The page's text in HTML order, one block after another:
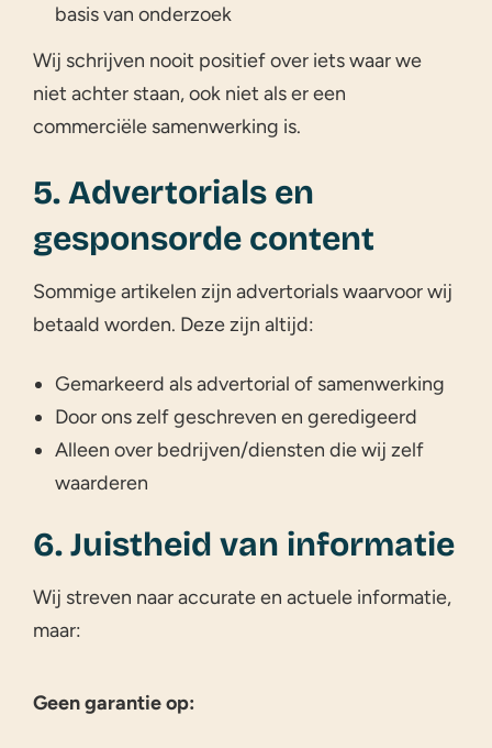
basis van onderzoek
Wij schrijven nooit positief over iets waar we
niet achter staan, ook niet als er een
commerciële samenwerking is.
5. Advertorials en
gesponsorde content
Sommige artikelen zijn advertorials waarvoor wij
betaald worden. Deze zijn altijd:
Gemarkeerd als advertorial of samenwerking
Door ons zelf geschreven en geredigeerd
Alleen over bedrijven/diensten die wij zelf
waarderen
6. Juistheid van informatie
Wij streven naar accurate en actuele informatie,
maar:
Geen garantie op: